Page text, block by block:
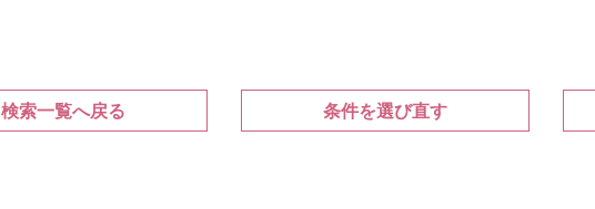
検索一覧へ戻る 条件を選び直す